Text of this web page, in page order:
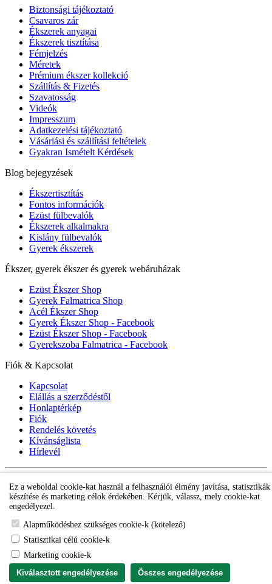
Biztonsági tájékoztató
Csavaros zár
Ékszerek anyagai
Ékszerek tisztítása
Fémjelzés
Méretek
Prémium ékszer kollekció
Szállítás & Fizetés
Szavatosság
Videók
Impresszum
Adatkezelési tájékoztató
Vásárlási és szállítási feltételek
Gyakran Ismételt Kérdések
Blog bejegyzések
Ékszertisztítás
Fontos információk
Ezüst fülbevalók
Ékszerek alkalmakra
Kislány fülbevalók
Gyerek ékszerek
Ékszer, gyerek ékszer és gyerek webáruházak
Ezüst Ékszer Shop
Gyerek Falmatrica Shop
Acél Ékszer Shop
Gyerek Ékszer Shop - Facebook
Ezüst Ékszer Shop - Facebook
Gyerekszoba Falmatrica - Facebook
Fiók & Kapcsolat
Kapcsolat
Elállás a szerződéstől
Honlaptérkép
Fiók
Rendelés követés
Kívánságlista
Hírlevél
Ez a weboldal cookie-kat használ a felhasználói élmény javítása, statisztikák
készítése és marketing célok érdekében. Kérjük, válassz, mely cookie-kat
engedélyezel.
Alapműködéshez szükséges cookie-k (kötelező)
Statisztikai célú cookie-k
Marketing cookie-k
Kiválasztott engedélyezése
Összes engedélyezése